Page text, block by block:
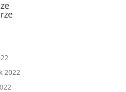
2022